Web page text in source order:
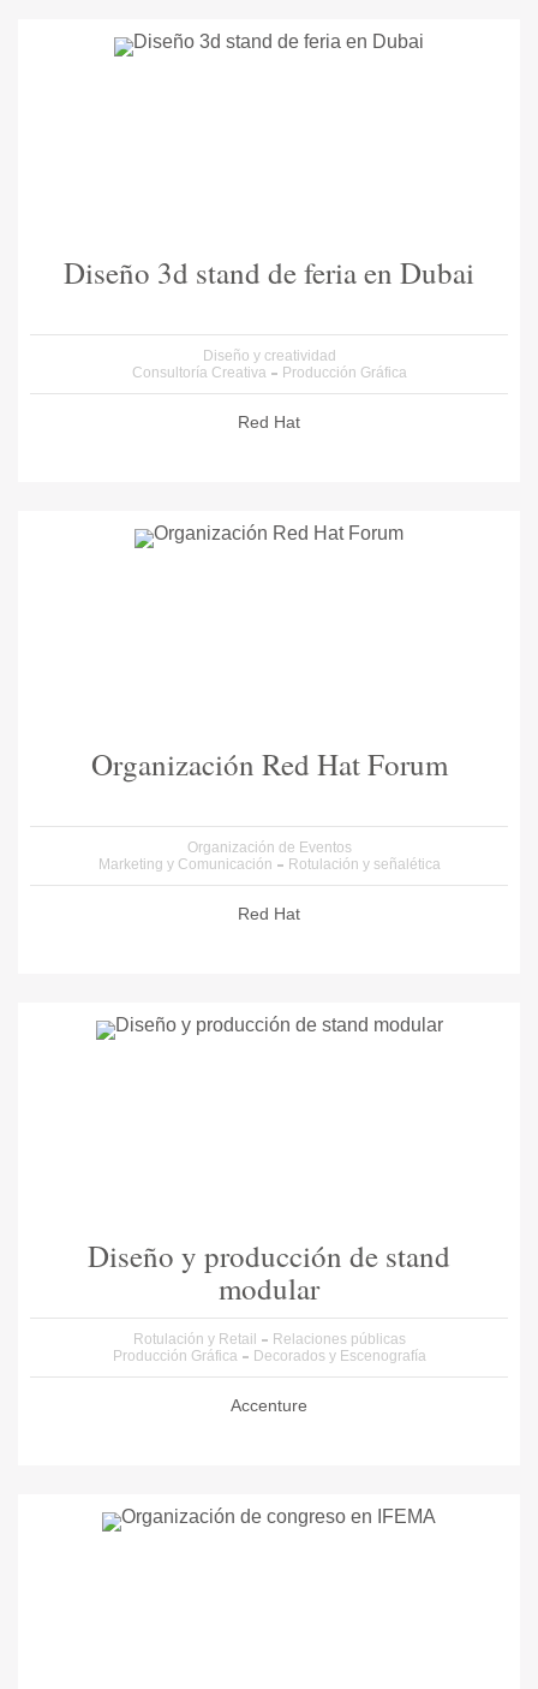
Diseño 3d stand de feria en Dubai
Diseño y creatividad
Consultoría Creativa
Producción Gráfica
Red Hat
Organización Red Hat Forum
Organización de Eventos
Marketing y Comunicación
Rotulación y señalética
Red Hat
Diseño y producción de stand
modular
Rotulación y Retail
Relaciones públicas
Producción Gráfica
Decorados y Escenografía
Accenture